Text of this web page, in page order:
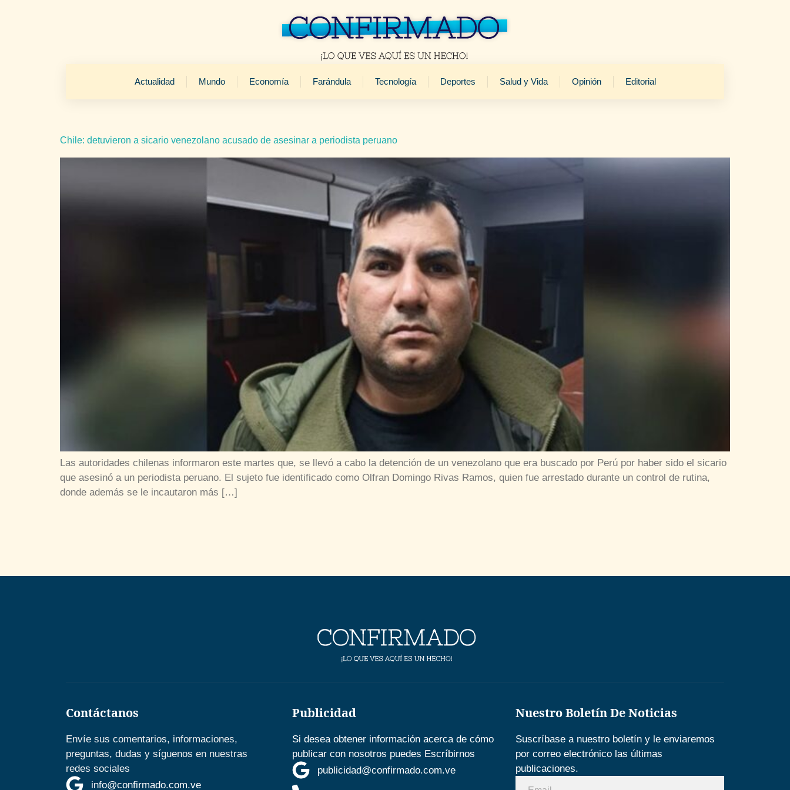
Actualidad Mundo Economía Farándula Tecnología Deportes Salud y Vida Opinión Editorial
Chile: detuvieron a sicario venezolano acusado de asesinar a periodista peruano
Las autoridades chilenas informaron este martes que, se llevó a cabo la detención de un venezolano que era buscado por Perú por haber sido el sicario
que asesinó a un periodista peruano. El sujeto fue identificado como Olfran Domingo Rivas Ramos, quien fue arrestado durante un control de rutina,
donde además se le incautaron más […]
Contáctanos
Envíe sus comentarios, informaciones,
preguntas, dudas y síguenos en nuestras
redes sociales
info@confirmado.com.ve
Publicidad
Si desea obtener información acerca de cómo
publicar con nosotros puedes Escríbirnos
publicidad@confirmado.com.ve
Nuestro Boletín De Noticias
Suscríbase a nuestro boletín y le enviaremos
por correo electrónico las últimas
publicaciones.